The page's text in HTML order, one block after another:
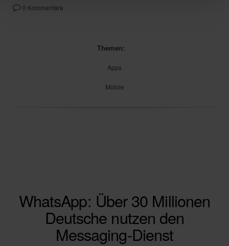
0 Kommentare
Themen:
Apps
Mobile
WhatsApp: Über 30 Millionen
Deutsche nutzen den
Messaging-Dienst